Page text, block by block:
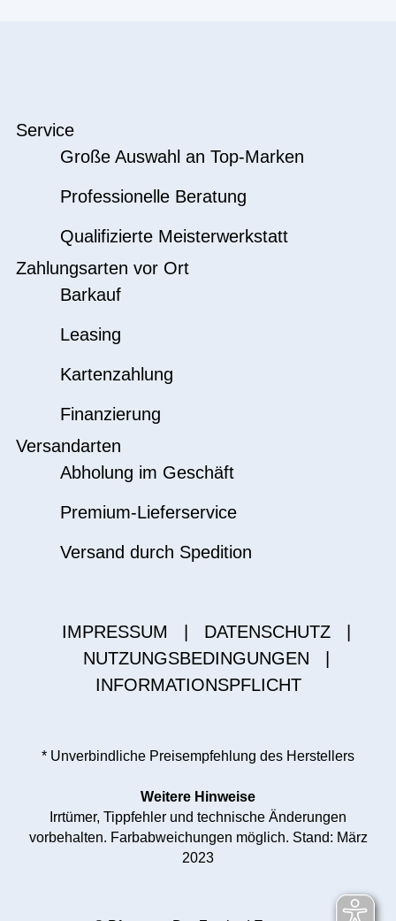
Service
Große Auswahl an Top-Marken
Professionelle Beratung
Qualifizierte Meisterwerkstatt
Zahlungsarten vor Ort
Barkauf
Leasing
Kartenzahlung
Finanzierung
Versandarten
Abholung im Geschäft
Premium-Lieferservice
Versand durch Spedition
IMPRESSUM DATENSCHUTZ
NUTZUNGSBEDINGUNGEN
INFORMATIONSPFLICHT
* Unverbindliche Preisempfehlung des Herstellers
Weitere Hinweise
Irrtümer, Tippfehler und technische Änderungen
vorbehalten. Farbabweichungen möglich. Stand: März
2023